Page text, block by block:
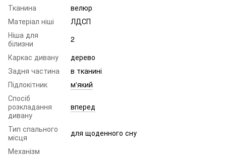
Тканина
велюр
Матеріал ніші
ЛДСП
Ніша для
білизни
2
Каркас дивану
дерево
Задня частина
в тканині
Підлокітник
м'який
Спосіб
розкладання
дивану
вперед
Тип спального
місця
для щоденного сну
Механізм